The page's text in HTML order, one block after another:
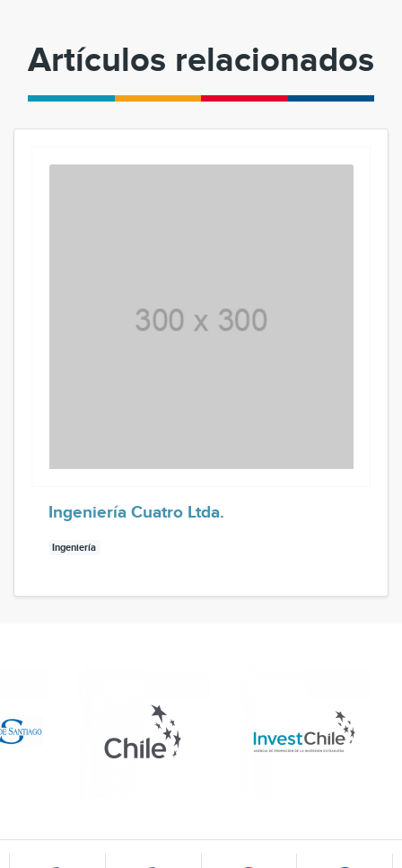
Artículos relacionados
Ingeniería Cuatro Ltda.
Ingeniería